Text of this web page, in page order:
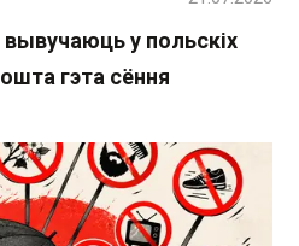
у польскіх
гэта сёння